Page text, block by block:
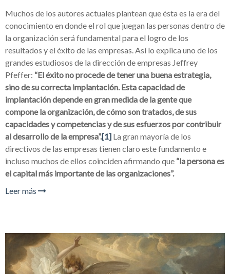
Muchos de los autores actuales plantean que ésta es la era del
conocimiento en donde el rol que juegan las personas dentro de
la organización será fundamental para el logro de los
resultados y el éxito de las empresas. Así lo explica uno de los
grandes estudiosos de la dirección de empresas Jeffrey
Pfeffer: “El éxito no procede de tener una buena estrategia,
sino de su correcta implantación. Esta capacidad de
implantación depende en gran medida de la gente que
compone la organización, de cómo son tratados, de sus
capacidades y competencias y de sus esfuerzos por contribuir
al desarrollo de la empresa”.[1] La gran mayoría de los
directivos de las empresas tienen claro este fundamento e
incluso muchos de ellos coinciden afirmando que “la persona es
el capital más importante de las organizaciones”.
Leer más